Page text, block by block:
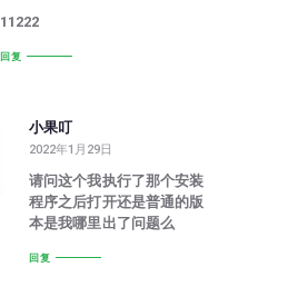
11222
回复
小果叮
2022年1月29日
请问这个我执行了那个安装
程序之后打开还是普通的版
本是我哪里出了问题么
回复